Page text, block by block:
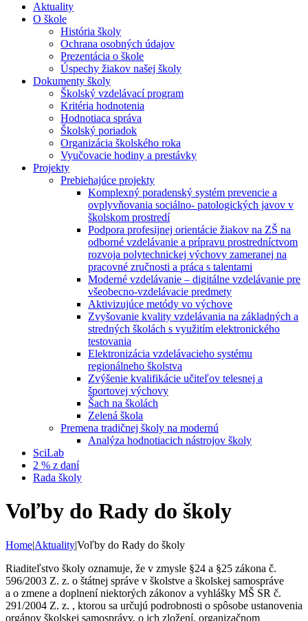
Aktuality
O škole
História školy
Ochrana osobných údajov
Prezentácia o škole
Úspechy žiakov našej školy
Dokumenty školy
Školský vzdelávací program
Kritéria hodnotenia
Hodnotiaca správa
Školský poriadok
Organizácia školského roka
Vyučovacie hodiny a prestávky
Projekty
Prebiehajúce projekty
Komplexný poradenský systém prevencie a
ovplyvňovania sociálno- patologických javov v
školskom prostredí
Podpora profesijnej orientácie žiakov na ZŠ na
odborné vzdelávanie a prípravu prostredníctvom
rozvoja polytechnickej výchovy zameranej na
pracovné zručnosti a práca s talentami
Moderné vzdelávanie – digitálne vzdelávanie pre
všeobecno-vzdelávacie predmety
Aktivizujúce metódy vo výchove
Zvyšovanie kvality vzdelávania na základných a
stredných školách s využitím elektronického
testovania
Elektronizácia vzdelávacieho systému
regionálneho školstva
Zvýšenie kvalifikácie učiteľov telesnej a
športovej výchovy
Šach na školách
Zelená škola
Premena tradičnej školy na modernú
Analýza hodnotiacich nástrojov školy
SciLab
2 % z daní
Rada školy
Voľby do Rady do školy
Home|Aktuality|Voľby do Rady do školy
Riaditeľstvo školy oznamuje, že v zmysle §24 a §25 zákona č.
596/2003 Z. z. o štátnej správe v školstve a školskej samospráve
a o zmene a doplnení niektorých zákonov a vyhlášky MŠ SR č.
291/2004 Z. z. , ktorou sa určujú podrobnosti o spôsobe ustanovenia
orgánov školskej samosprávy, o ich zložení, organizačnom